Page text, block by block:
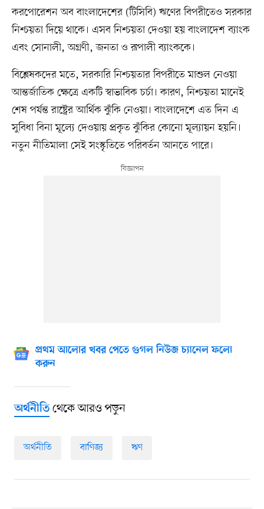
করপোরেশন অব বাংলাদেশের (টিসিবি) ঋণের বিপরীতেও সরকার
নিশ্চয়তা দিয়ে থাকে। এসব নিশ্চয়তা দেওয়া হয় বাংলাদেশ ব্যাংক
এবং সোনালী, অগ্রণী, জনতা ও রূপালী ব্যাংককে।
বিশ্লেষকদের মতে, সরকারি নিশ্চয়তার বিপরীতে মাশুল নেওয়া
আন্তর্জাতিক ক্ষেত্রে একটি স্বাভাবিক চর্চা। কারণ, নিশ্চয়তা মানেই
শেষ পর্যন্ত রাষ্ট্রের আর্থিক ঝুঁকি নেওয়া। বাংলাদেশে এত দিন এ
সুবিধা বিনা মূল্যে দেওয়ায় প্রকৃত ঝুঁকির কোনো মূল্যায়ন হয়নি।
নতুন নীতিমালা সেই সংস্কৃতিতে পরিবর্তন আনতে পারে।
প্রথম আলোর খবর পেতে গুগল নিউজ চ্যানেল ফলো
করুন
অর্থনীতিথেকে আরও পড়ুন
অর্থনীতি বাণিজ্য ঋণ